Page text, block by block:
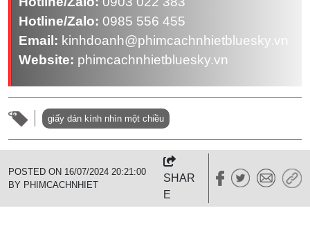
Hotline/Zalo: 0985 556 455
Email: kinhdoanh@phimcachnhietbluesky.vn
Website: phimcachnhietbluesky.vn
giấy dán kính nhìn một chiều
POSTED ON 16/07/2024 20:21:00
BY PHIMCACHNHIET
SHAR
E